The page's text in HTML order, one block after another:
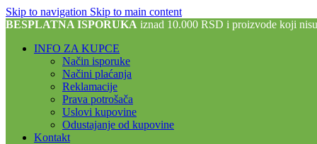
Skip to navigation Skip to main content
BESPLATNA ISPORUKA iznad 10.000 RSD i proizvode koji
INFO ZA KUPCE
Način isporuke
Načini plaćanja
Reklamacije
Prava potrošača
Uslovi kupovine
Odustajanje od kupovine
Kontakt